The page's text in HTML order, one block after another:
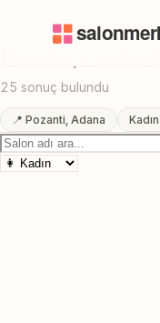
Pozanti,
25 sonuç bulundu
📍 Pozanti, Adana